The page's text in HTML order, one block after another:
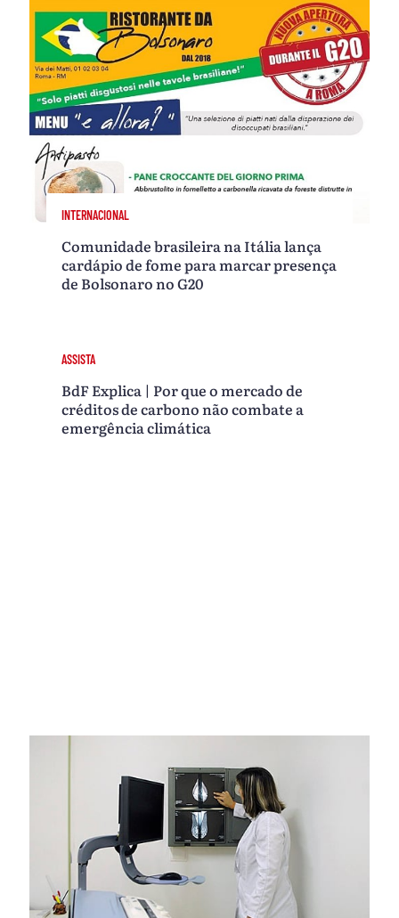
INTERNACIONAL
Comunidade brasileira na Itália lança
cardápio de fome para marcar presença
de Bolsonaro no G20
ASSISTA
BdF Explica | Por que o mercado de
créditos de carbono não combate a
emergência climática